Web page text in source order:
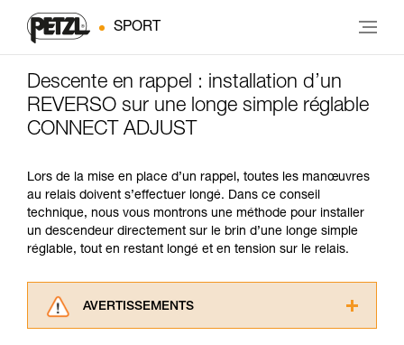
SPORT
Descente en rappel : installation d’un
REVERSO sur une longe simple réglable
CONNECT ADJUST
Lors de la mise en place d’un rappel, toutes les manœuvres
au relais doivent s’effectuer longé. Dans ce conseil
technique, nous vous montrons une méthode pour installer
un descendeur directement sur le brin d’une longe simple
réglable, tout en restant longé et en tension sur le relais.
AVERTISSEMENTS